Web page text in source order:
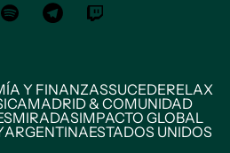
Y FINANZASSUCEDERELAX
MADRID & COMUNIDAD
MIRADASIMPACTO GLOBAL
ARGENTINAESTADOS UNIDOS